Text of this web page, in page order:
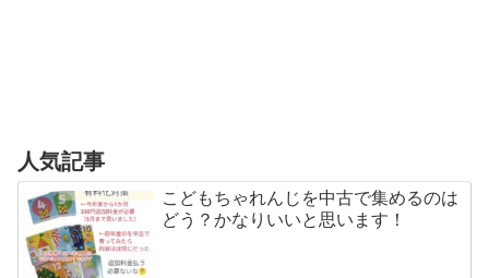
人気記事
こどもちゃれんじを中古で集めるのは
どう？かなりいいと思います！